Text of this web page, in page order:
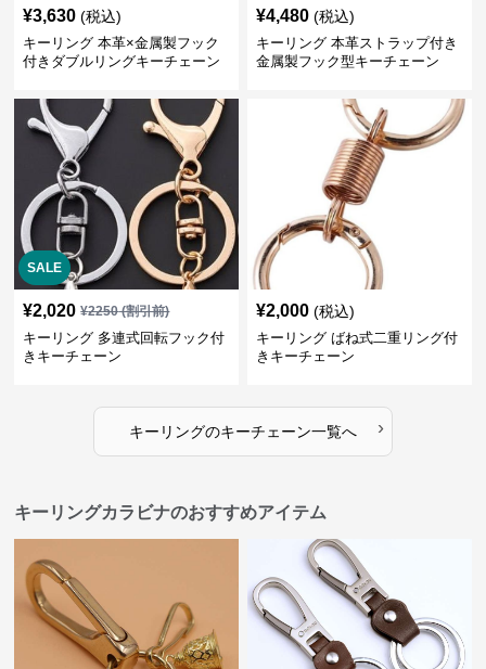
¥3,630 (税込)
キーリング 本革×金属製フック
付きダブルリングキーチェーン
¥4,480 (税込)
キーリング 本革ストラップ付き
金属製フック型キーチェーン
SALE
¥2,020 ¥2250(割引前)
キーリング 多連式回転フック付
きキーチェーン
¥2,000 (税込)
キーリング ばね式二重リング付
きキーチェーン
キーリングのキーチェーン一覧へ ›
キーリングカラビナのおすすめアイテム